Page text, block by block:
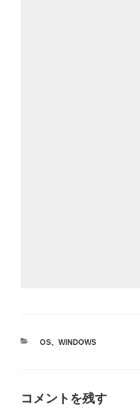
カ
OS、 WINDOWS
コメントを残す